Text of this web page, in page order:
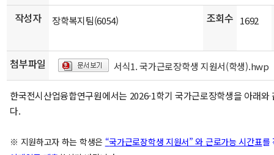
작성자 장학복지팀(6054) 조회수 1692
첨부파일 서식1. 국가근로장학생 지원서(학생).hwp
한국전시산업융합연구원에서는 2026-1학기 국가근로장학생을 아래와
다.
※ 지원하고자 하는 학생은 “국가근로장학생 지원서” 와 근로가능 시간표를